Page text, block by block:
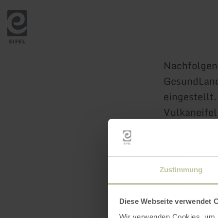
Zustimmung
Diese Webseite verwendet
Zurück
zur
Startseite